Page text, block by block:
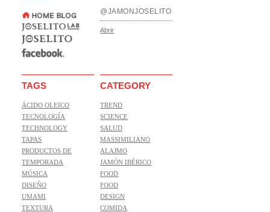
@JAMONJOSELITO
Abrir
TAGS
ÁCIDO OLEICO
TECNOLOGÍA
TECHNOLOGY
TAPAS
PRODUCTOS DE
TEMPORADA
MÚSICA
DISEÑO
UMAMI
TEXTURA
CATEGORY
TREND
SCIENCE
SALUD
MASSIMILIANO
ALAJMO
JAMÓN IBÉRICO
FOOD
FOOD
DESIGN
COMIDA